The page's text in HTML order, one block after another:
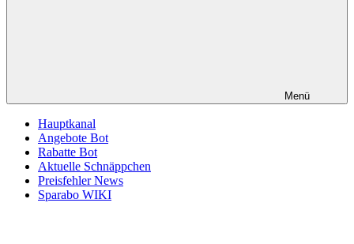
Menü
Hauptkanal
Angebote Bot
Rabatte Bot
Aktuelle Schnäppchen
Preisfehler News
Sparabo WIKI